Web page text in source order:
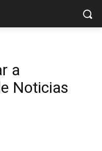
a
Noticias